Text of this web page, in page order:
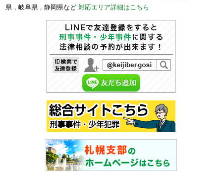
県，岐阜県，静岡県など対応エリア詳細はこちら